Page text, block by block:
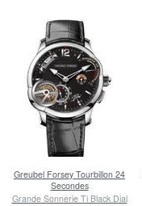
Greubel Forsey Tourbillon 24
Secondes
Grande Sonnerie Ti Black Dial